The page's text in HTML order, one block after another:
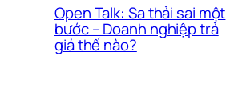
Open Talk: Sa thải sai một
bước – Doanh nghiệp trả
giá thế nào?